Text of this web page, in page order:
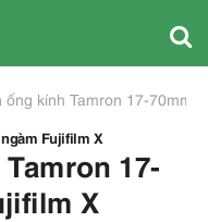
ống kính Tamron 17-70mm
Fujifilm X
17-
X